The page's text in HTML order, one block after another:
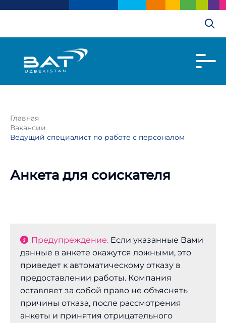
Главная
Вакансии
Ведущий специалист по работе с персоналом
Анкета для соискателя
Предупреждение. Если указанные Вами
данные в анкете окажутся ложными, это
приведет к автоматическому отказу в
предоставлении работы. Компания
оставляет за собой право не объяснять
причины отказа, после рассмотрения
анкеты и принятия отрицательного